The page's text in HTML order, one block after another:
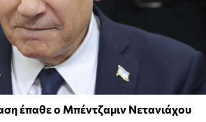
έπαθε ο Μπέντζαμιν Νετανιάχου